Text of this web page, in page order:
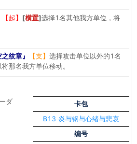
【起】 [横置]选择1名其他我方单位，将
之纹章』 【支】 选择攻击单位以外的1名
那名我方单位移动。
卡包
B13 炎与钢与心绪与悲哀
编号